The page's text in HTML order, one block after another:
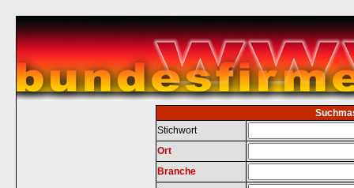
Stichwort
Ort
Branche